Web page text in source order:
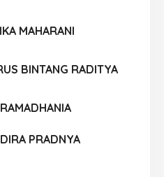
MAHARANI
BINTANG RADITYA
PRADNYA